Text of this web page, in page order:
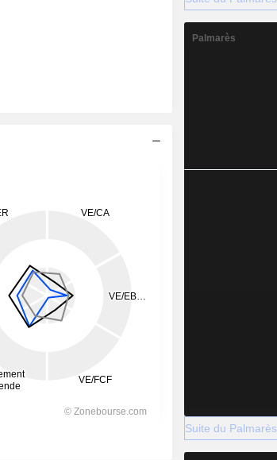
Palmarès
Suite du Palmarès